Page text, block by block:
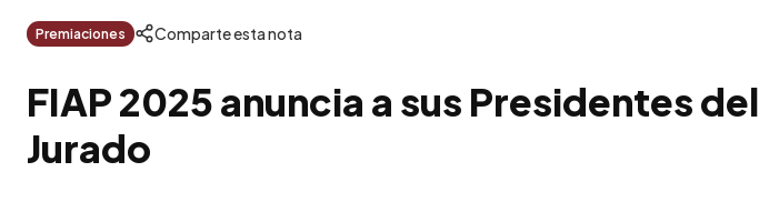
Premiaciones Comparte esta nota
FIAP 2025 anuncia a sus Presidentes del
Jurado